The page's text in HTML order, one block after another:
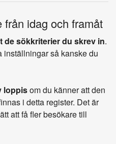
idag och framåt
de sökkriterier du skrev in.
inställningar så kanske du
loppisom du känner att den
i detta register. Det är
att få fler besökare till